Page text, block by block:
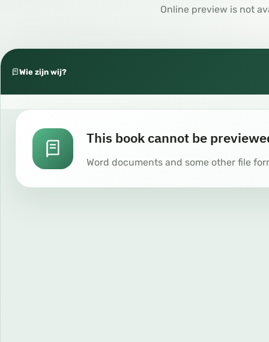
Online preview is not
Wie zijn wij?
This book cannot be
Word documents and some other file